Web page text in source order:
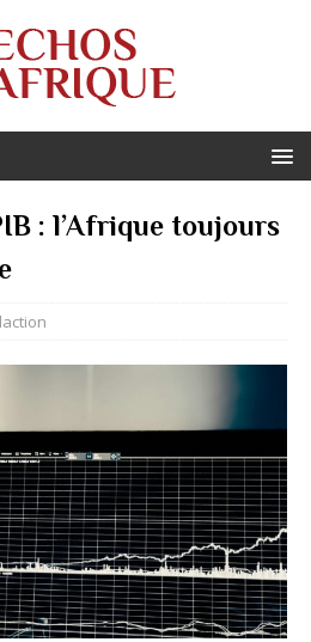
: l’Afrique toujours